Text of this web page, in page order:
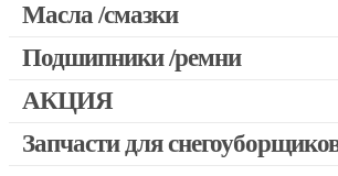
Двигатели, редукторы для
Патроны для шуруповертов /
Запчасти для перфораторов и
Запчасти для УШМ (болгарок)
Масла /смазки
Подшипники /ремни
АКЦИЯ
Скидка 50%
Запчасти для